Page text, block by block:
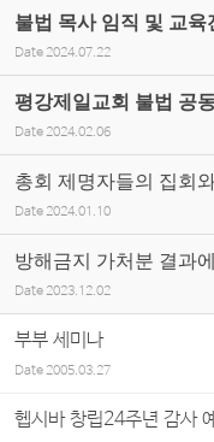
불법 목사 임직 및 교
Date 2024.07.22
평강제일교회 불법 공
Date 2024.02.06
총회 제명자들의 집회
Date 2024.01.10
방해금지 가처분 결과
Date 2023.12.02
부부 세미나
Date2005.03.27
헵시바 창립24주년 감사